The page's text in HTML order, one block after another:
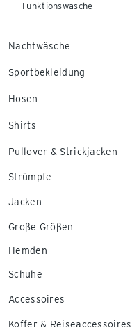
Funktionswäsche
Nachtwäsche
Sportbekleidung
Hosen
Shirts
Pullover & Strickjacken
Strümpfe
Jacken
Große Größen
Hemden
Schuhe
Accessoires
Koffer & Reiseaccessoires